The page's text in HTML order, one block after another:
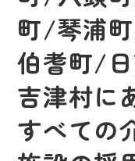
町/琴浦
伯耆町/
吉津村に
すべての